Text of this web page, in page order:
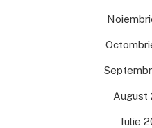
August
Iulie